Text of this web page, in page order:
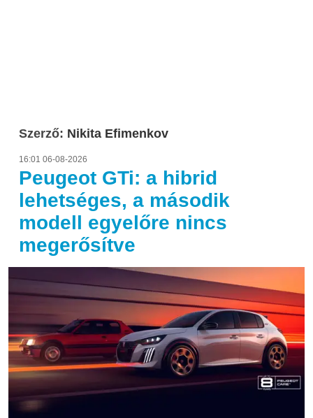
Szerző: Nikita Efimenkov
16:01 06-08-2026
Peugeot GTi: a hibrid
lehetséges, a második
modell egyelőre nincs
megerősítve